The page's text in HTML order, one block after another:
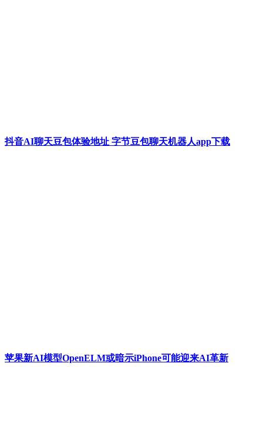
抖音AI聊天豆包体验地址 字节豆包聊天机器人app下载
苹果新AI模型OpenELM或暗示iPhone可能迎来AI革新